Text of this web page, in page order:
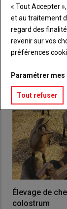
VOUS
Élevage de
colostrum
« Tout Accepter
et au traitement
regard des
revenir sur vos
préférences
Paramétrer mes
Tout refuser